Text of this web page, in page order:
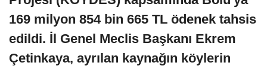
169 milyon 854 bin 665 TL ödenek tahsis
edildi. İl Genel Meclis Başkanı Ekrem
Çetinkaya, ayrılan kaynağın köylerin